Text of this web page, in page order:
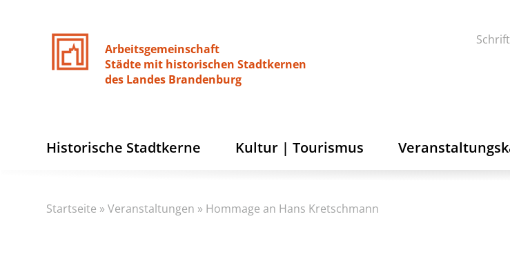
Arbeitsgemeinschaft
Städte mit historischen Stadtkernen
des Landes Brandenburg
Schrift
Historische Stadtkerne Kultur | Tourismus
Startseite »Veranstaltungen » Hommage an Hans Kretschmann